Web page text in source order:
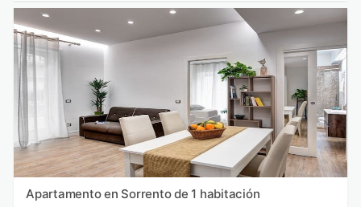
Apartamento en Sorrento de 1 habitación